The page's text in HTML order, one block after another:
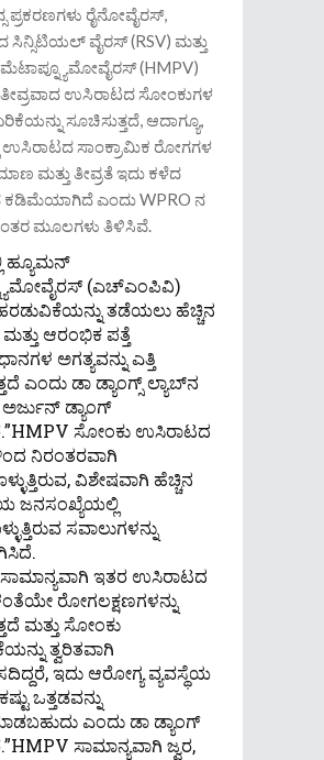
ಪ್ರಕರಣಗಳು ರೈನೋವೈರಸ್,
ವೈರಸ್ (RSV) ಮತ್ತು
(HMPV)
ಉಸಿರಾಟದ ಸೋಂಕುಗಳ
ಸೂಚಿಸುತ್ತದೆ, ಆದಾಗ್ಯೂ,
ಉಸಿರಾಟದ ಸಾಂಕ್ರಾಮಿಕ ರೋಗಗಳ
ಮತ್ತು ತೀವ್ರತೆ ಇದು ಕಳೆದ
ಕಡಿಮೆಯಾಗಿದೆ ಎಂದು WPRO ನ
ಮೂಲಗಳು ತಿಳಿಸಿವೆ.
ಹ್ಯೂಮನ್
(ಎಚ್‌ಎಂಪಿವಿ)
ತಡೆಯಲು ಹೆಚ್ಚಿನ
ಮತ್ತು ಆರಂಭಿಕ ಪತ್ತೆ
ಅಗತ್ಯವನ್ನು ಎತ್ತಿ
ಎಂದು ಡಾ ಡ್ಯಾಂಗ್ಸ್ ಲ್ಯಾಬ್‌ನ
ಡ್ಯಾಂಗ್
ಸೋಂಕು ಉಸಿರಾಟದ
ನಿರಂತರವಾಗಿ
ವಿಶೇಷವಾಗಿ ಹೆಚ್ಚಿನ
ಜನಸಂಖ್ಯೆಯಲ್ಲಿ
ಸವಾಲುಗಳನ್ನು
ಇತರ ಉಸಿರಾಟದ
ರೋಗಲಕ್ಷಣಗಳನ್ನು
ಮತ್ತು ಸೋಂಕು
ತ್ವರಿತವಾಗಿ
ಇದು ಆರೋಗ್ಯ ವ್ಯವಸ್ಥೆಯ
ಒತ್ತಡವನ್ನು
ಎಂದು ಡಾ ಡ್ಯಾಂಗ್
ಸಾಮಾನ್ಯವಾಗಿ ಜ್ವರ,